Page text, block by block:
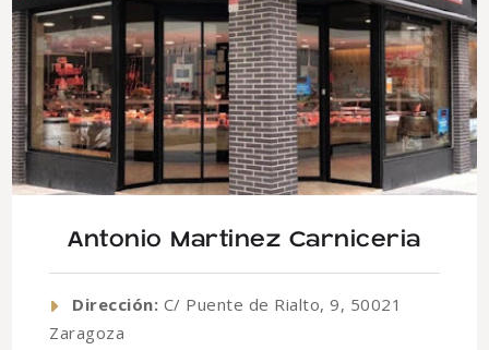
Antonio Martinez Carniceria
Dirección: C/ Puente de Rialto, 9, 50021
Zaragoza